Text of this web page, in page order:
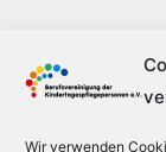
Wir verwenden